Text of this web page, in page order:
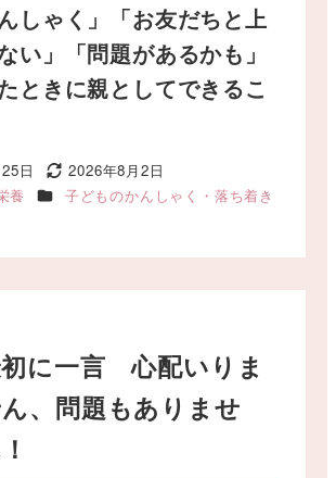
しゃく」「お友だちと上
い」「問題があるかも」
ときに親としてできるこ
日
更新日
2026年8月2日
養 カテゴリー
子どものかんしゃく・落ち着き
に一言 心配いりま
、問題もありませ